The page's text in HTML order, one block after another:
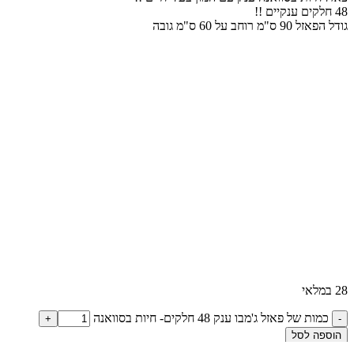
48 חלקים ענקיים !!
גודל הפאזל 90 ס"מ רוחב על 60 ס"מ גובה
28 במלאי
כמות של פאזל ג'מבו ענק 48 חלקים- חיות בסוואנה
הוספה לסל